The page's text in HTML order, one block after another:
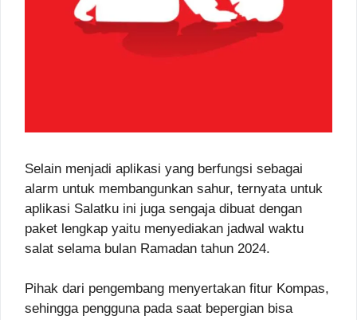
Selain menjadi aplikasi yang berfungsi sebagai
alarm untuk membangunkan sahur, ternyata untuk
aplikasi Salatku ini juga sengaja dibuat dengan
paket lengkap yaitu menyediakan jadwal waktu
salat selama bulan Ramadan tahun 2024.
Pihak dari pengembang menyertakan fitur Kompas,
sehingga pengguna pada saat bepergian bisa